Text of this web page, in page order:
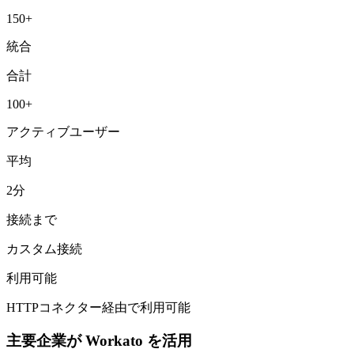
150+
統合
合計
100+
アクティブユーザー
平均
2分
接続まで
カスタム接続
利用可能
HTTPコネクター経由で利用可能
主要企業が Workato を活用